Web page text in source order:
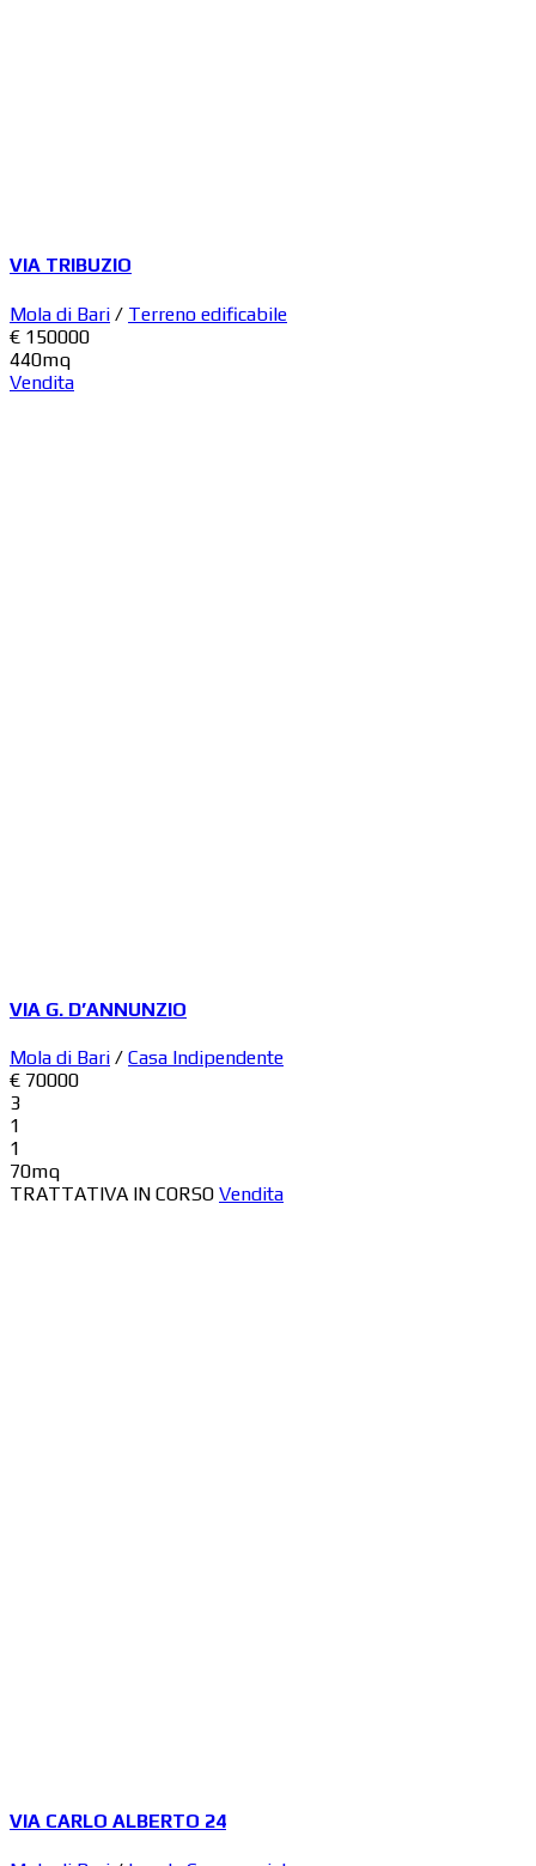
VIA TRIBUZIO
Mola di Bari / Terreno edificabile
€ 150000
440mq
Vendita
VIA G. D’ANNUNZIO
Mola di Bari / Casa Indipendente
€ 70000
3
1
1
70mq
TRATTATIVA IN CORSO Vendita
VIA CARLO ALBERTO 24